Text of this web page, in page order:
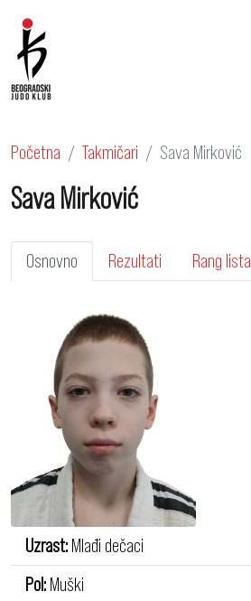
Početna Takmičari Sava Mirković
Sava Mirković
Osnovno Rezultati Rang lista
Uzrast: Mlađi dečaci
Pol: Muški